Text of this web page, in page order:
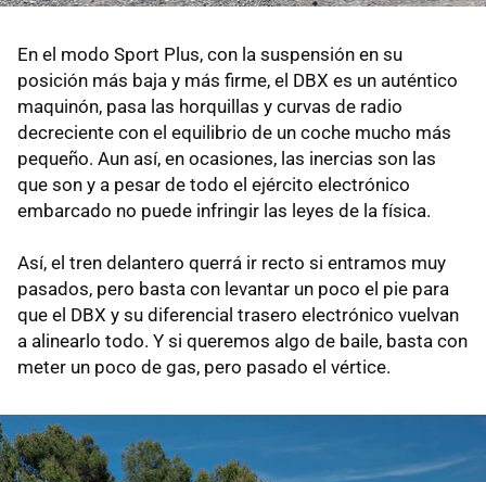
En el modo Sport Plus, con la suspensión en su
posición más baja y más firme, el DBX es un auténtico
maquinón, pasa las horquillas y curvas de radio
decreciente con el equilibrio de un coche mucho más
pequeño. Aun así, en ocasiones, las inercias son las
que son y a pesar de todo el ejército electrónico
embarcado no puede infringir las leyes de la física.
Así, el tren delantero querrá ir recto si entramos muy
pasados, pero basta con levantar un poco el pie para
que el DBX y su diferencial trasero electrónico vuelvan
a alinearlo todo. Y si queremos algo de baile, basta con
meter un poco de gas, pero pasado el vértice.